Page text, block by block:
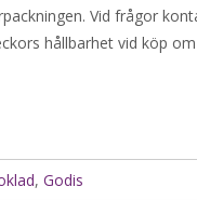
Vid frågor
hållbarhet vid köp
, Godis